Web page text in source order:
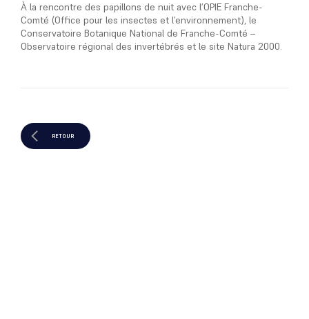
À la rencontre des papillons de nuit avec l’OPIE Franche-
Comté (Office pour les insectes et l’environnement), le
Conservatoire Botanique National de Franche-Comté –
Observatoire régional des invertébrés et le site Natura 2000.
RETOUR